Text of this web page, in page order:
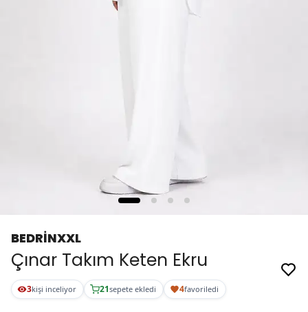
BEDRİNXXL
Çınar Takım Keten Ekru
3kişi inceliyor 21sepete ekledi 4favoriledi